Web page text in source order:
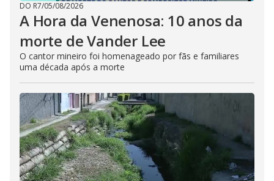
DO R7/05/08/2026
A Hora da Venenosa: 10 anos da
morte de Vander Lee
O cantor mineiro foi homenageado por fãs e familiares
uma década após a morte